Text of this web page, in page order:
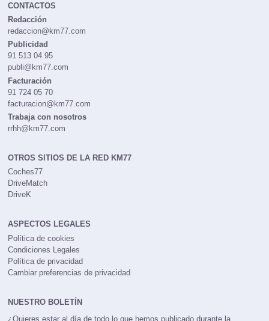
CONTACTOS
Redacción
redaccion@km77.com
Publicidad
91 513 04 95
publi@km77.com
Facturación
91 724 05 70
facturacion@km77.com
Trabaja con nosotros
rrhh@km77.com
OTROS SITIOS DE LA RED KM77
Coches77
DriveMatch
DriveK
ASPECTOS LEGALES
Política de cookies
Condiciones Legales
Política de privacidad
Cambiar preferencias de privacidad
NUESTRO BOLETÍN
¿Quieres estar al día de todo lo que hemos publicado durante la